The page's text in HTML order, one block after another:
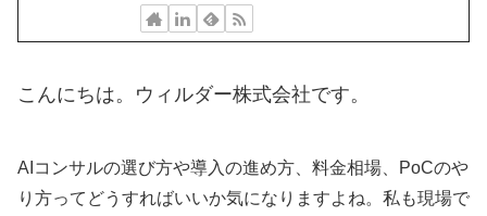
こんにちは。ウィルダー株式会社です。
AIコンサルの選び方や導入の進め方、料金相場、PoCのや
り方ってどうすればいいか気になりますよね。私も現場で